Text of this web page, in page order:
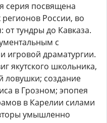
серия посвящена
России, во
тундры до Кавказа.
с
игровой драматургии.
якутского школьника,
ловушки; создание
в Грозном; эпопея
в Карелии силами
умышленно